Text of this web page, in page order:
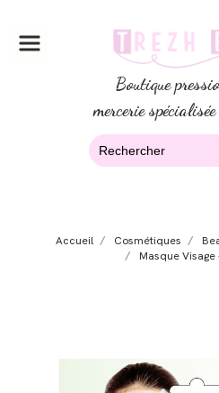
Boutique
mercerie
Accueil Cosmétiques
Masque Visage